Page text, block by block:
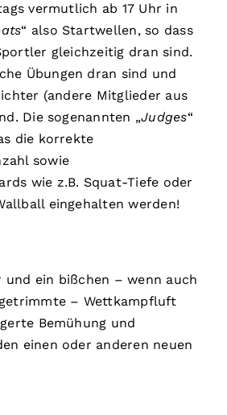
vermutlich ab 17 Uhr in
“ also Startwellen, so dass
gleichzeitig dran sind.
Übungen dran sind und
(andere Mitglieder aus
Die sogenannten „Judges“
die korrekte
sowie
wie z.B. Squat-Tiefe oder
eingehalten werden!
und ein bißchen – wenn auch
– Wettkampfluft
Bemühung und
einen oder anderen neuen